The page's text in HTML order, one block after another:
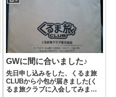
の駅で電車を降りてウォーキン
グするのです。この頃は、だい
ぶ涼しくなっ...
GWに間に合いました♪
先日申し込みをした、くるま旅
CLUBから小包が届きました(く
るま旅クラブに入会してみまし